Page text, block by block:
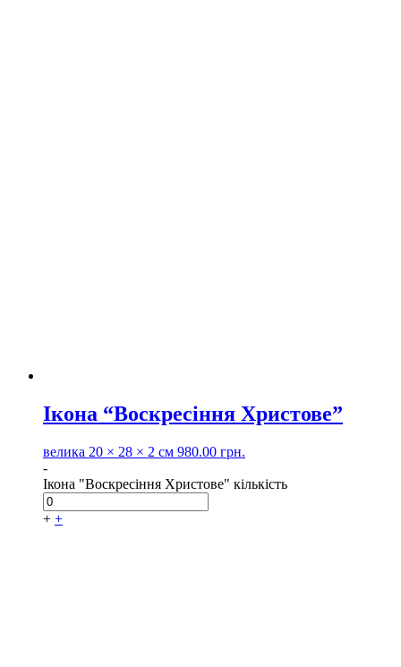
Ікона “Воскресіння Христове”
велика 20 × 28 × 2 см 980.00 грн.
-
Ікона "Воскресіння Христове" кількість
+ +